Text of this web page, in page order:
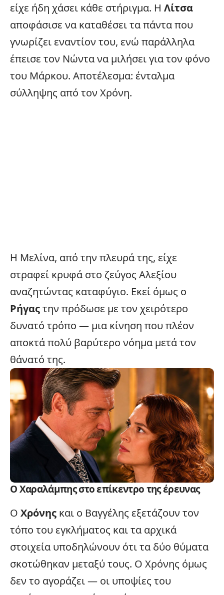
είχε ήδη χάσει κάθε στήριγμα. Η Λίτσα
αποφάσισε να καταθέσει τα πάντα που
γνωρίζει εναντίον του, ενώ παράλληλα
έπεισε τον Νώντα να μιλήσει για τον φόνο
του Μάρκου. Αποτέλεσμα: ένταλμα
σύλληψης από τον Χρόνη.
Η Μελίνα, από την πλευρά της, είχε
στραφεί κρυφά στο ζεύγος Αλεξίου
αναζητώντας καταφύγιο. Εκεί όμως ο
Ρήγαςτην πρόδωσε με τον χειρότερο
δυνατό τρόπο — μια κίνηση που πλέον
αποκτά πολύ βαρύτερο νόημα μετά τον
θάνατό της.
Ο Χαραλάμπης στο επίκεντρο της έρευνας
Ο Χρόνης και ο Βαγγέλης εξετάζουν τον
τόπο του εγκλήματος και τα αρχικά
στοιχεία υποδηλώνουν ότι τα δύο θύματα
σκοτώθηκαν μεταξύ τους. Ο Χρόνης όμως
δεν το αγοράζει — οι υποψίες του